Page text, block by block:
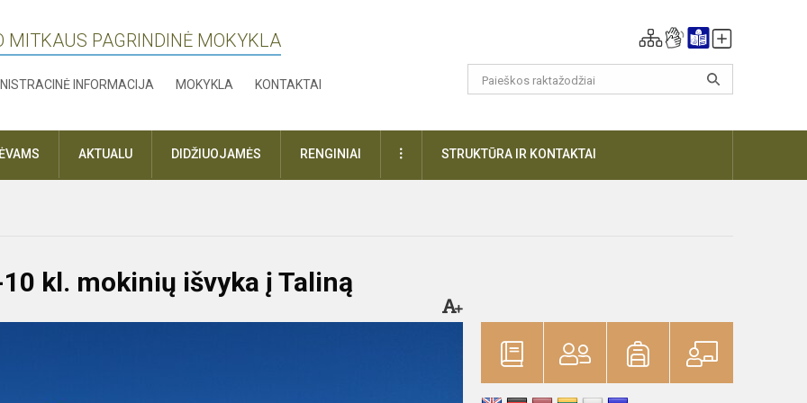
MITKAUS PAGRINDINĖ MOKYKLA
INFORMACIJA MOKYKLA KONTAKTAI
AKTUALU DIDŽIUOJAMĖS RENGINIAI DAUGIAUSTRUKTŪRA IR KONTAKTAI
kl. mokinių išvyka į Taliną